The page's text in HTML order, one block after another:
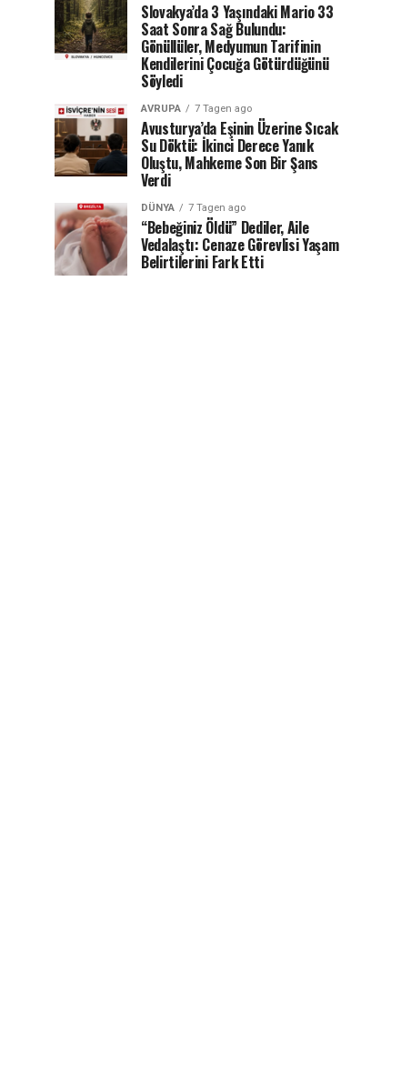
Slovakya’da 3 Yaşındaki Mario 33
Saat Sonra Sağ Bulundu:
Gönüllüler, Medyumun Tarifinin
Kendilerini Çocuğa Götürdüğünü
Söyledi
AVRUPA 7 Tagen ago
Avusturya’da Eşinin Üzerine Sıcak
Su Döktü: İkinci Derece Yanık
Oluştu, Mahkeme Son Bir Şans
Verdi
DÜNYA 7 Tagen ago
“Bebeğiniz Öldü” Dediler, Aile
Vedalaştı: Cenaze Görevlisi Yaşam
Belirtilerini Fark Etti